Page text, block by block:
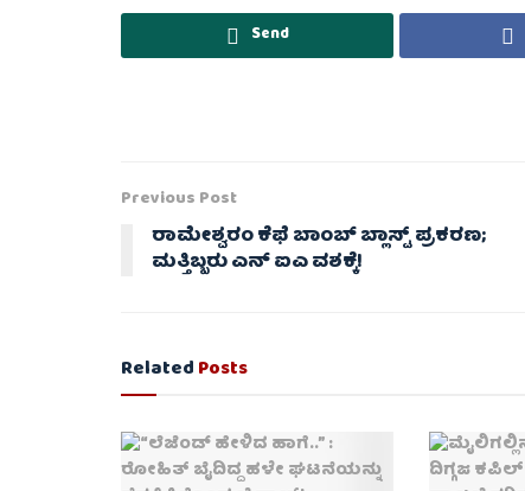
Send
Previous Post
ರಾಮೇಶ್ವರಂ ಕೆಫೆ ಬಾಂಬ್ ಬ್ಲಾಸ್ಟ್ ಪ್ರಕರಣ;
ಮತ್ತಿಬ್ಬರು ಎನ್ ಐಎ ವಶಕ್ಕೆ!
RelatedPosts